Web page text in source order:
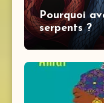
Pourquoi
serpents ?